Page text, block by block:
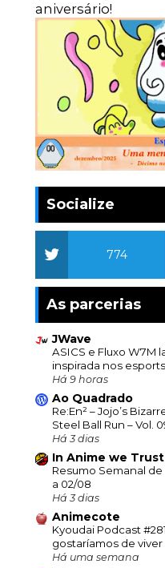
aniversário!
Socialize
774
As parcerias
JWave
ASICS e Fluxo W7M
inspirada nos
Há 9 horas
Ao Quadrado
Re:En² – Jojo’s
Steel Ball Run – Vol.
Há 3 dias
In Anime we Trust
Resumo Semanal de
a 02/08
Há 3 dias
Animecote
Kyoudai Podcast
gostaríamos de viver
Há uma semana